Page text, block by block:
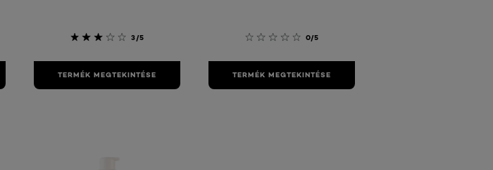
3/5
TERMÉK MEGTEKINTÉSE
0/5
TERMÉK MEGTEKINTÉSE